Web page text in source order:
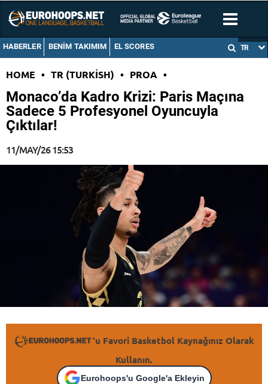
HABERLER BENIM TAKIMIM EL SCORES TR
HOME • TR (TURKISH) • PROA •
Monaco’da Kadro Krizi: Paris Maçına
Sadece 5 Profesyonel Oyuncuyla
Çıktılar!
11/MAY/26 15:53
'u Favori Basketbol Kaynağınız Olarak
Kullanın.
Eurohoops'u Google'a Ekleyin